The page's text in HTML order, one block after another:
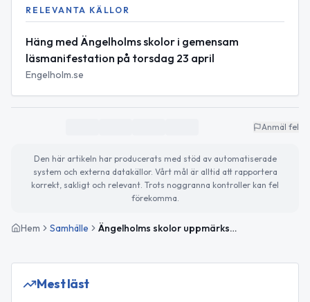
RELEVANTA KÄLLOR
Häng med Ängelholms skolor i gemensam
läsmanifestation på torsdag 23 april
Engelholm.se
Anmäl fel
Den här artikeln har producerats med stöd av automatiserade
system och externa datakällor. Vårt mål är alltid att rapportera
korrekt, sakligt och relevant. Trots noggranna kontroller kan fel
förekomma.
Hem Samhälle Ängelholms skolor uppmärksammar Världsbokdagen med gemensam läsmanifestation
Mest läst